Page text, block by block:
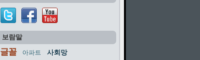
보람말
글꼴 아파트 사회망